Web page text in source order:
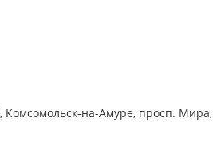
Комсомольск-на-Амуре, просп. Мира,